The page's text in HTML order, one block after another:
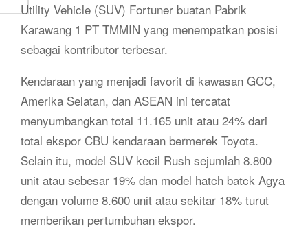
Utility Vehicle (SUV) Fortuner buatan Pabrik
Karawang 1 PT TMMIN yang menempatkan posisi
sebagai kontributor terbesar.
Kendaraan yang menjadi favorit di kawasan GCC,
Amerika Selatan, dan ASEAN ini tercatat
menyumbangkan total 11.165 unit atau 24% dari
total ekspor CBU kendaraan bermerek Toyota.
Selain itu, model SUV kecil Rush sejumlah 8.800
unit atau sebesar 19% dan model hatch batck Agya
dengan volume 8.600 unit atau sekitar 18% turut
memberikan pertumbuhan ekspor.